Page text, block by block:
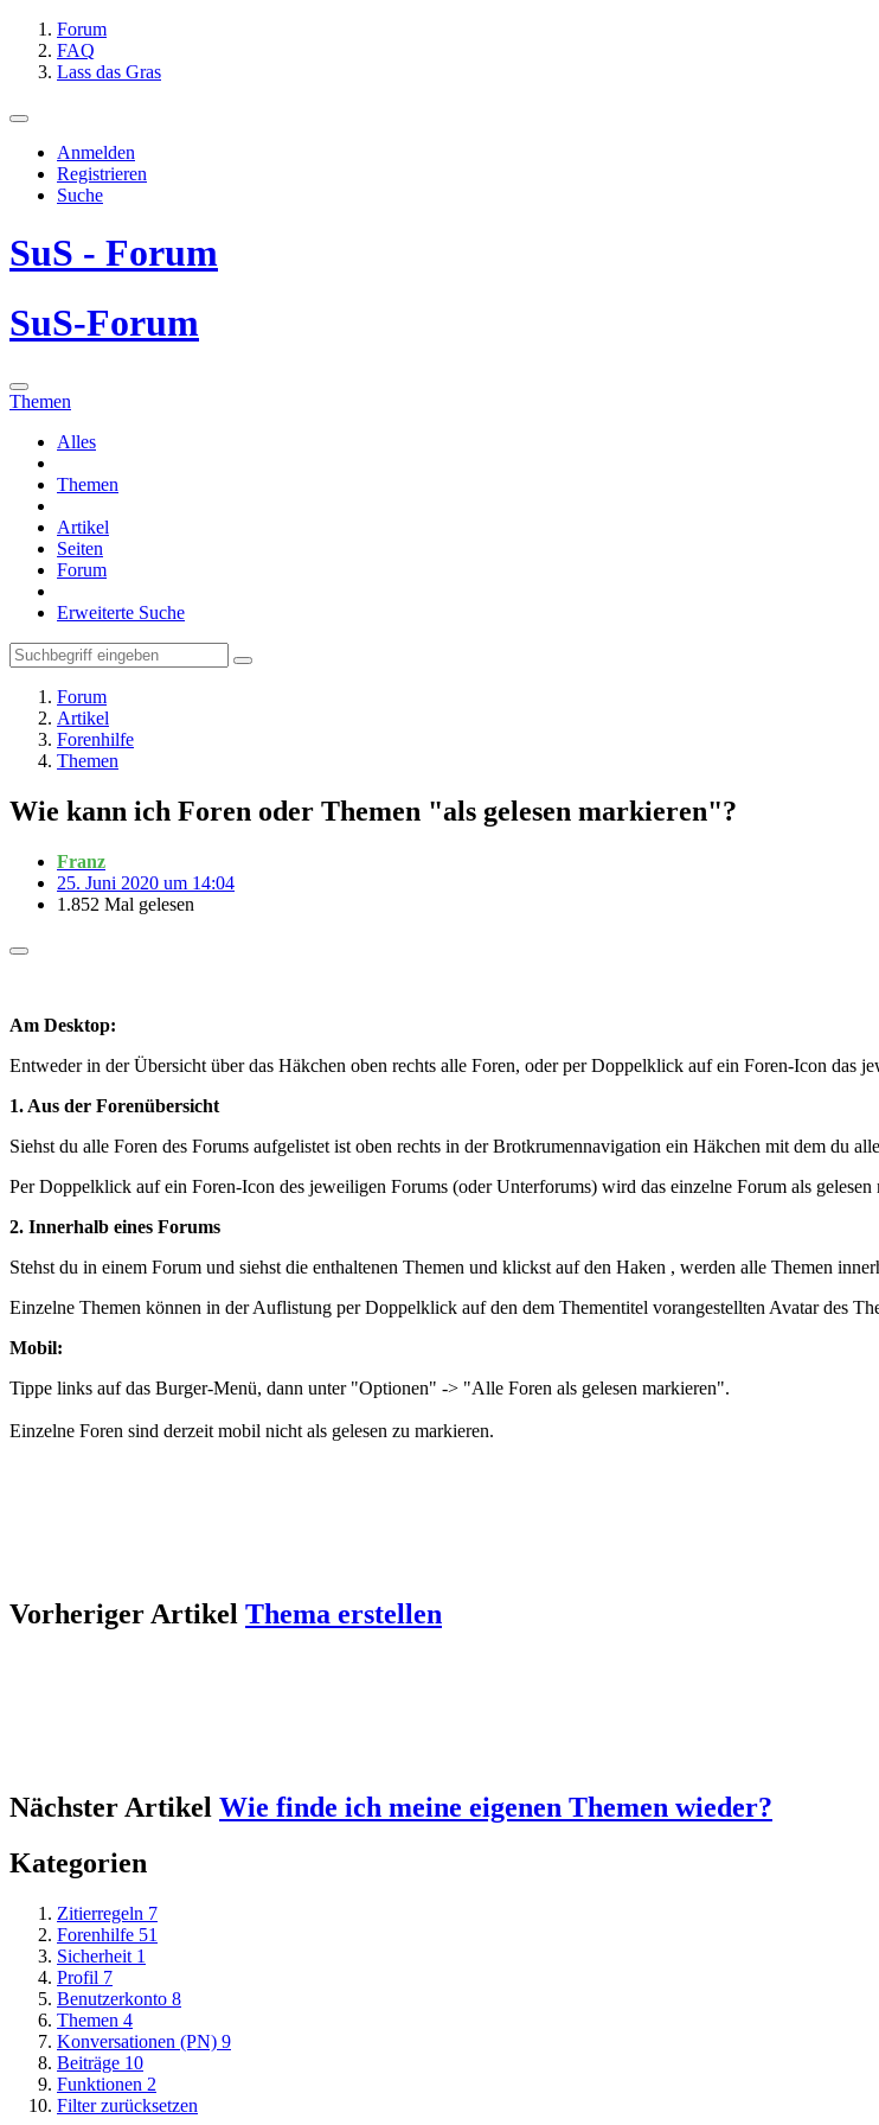
Forum
FAQ
Lass das Gras
Anmelden
Registrieren
Suche
SuS - Forum
SuS-Forum
Themen
Alles
Themen
Artikel
Seiten
Forum
Erweiterte Suche
Forum
Artikel
Forenhilfe
Themen
Wie kann ich Foren oder Themen "als gelesen markieren"?
Franz
25. Juni 2020 um 14:04
1.852 Mal gelesen
Am Desktop:
Entweder in der Übersicht über das Häkchen oben rechts alle Foren, oder per Doppelklick auf ein Foren-Icon das
1. Aus der Forenübersicht
Siehst du alle Foren des Forums aufgelistet ist oben rechts in der Brotkrumennavigation ein Häkchen mit dem du
Per Doppelklick auf ein Foren-Icon des jeweiligen Forums (oder Unterforums) wird das einzelne Forum als gelesen
2. Innerhalb eines Forums
Stehst du in einem Forum und siehst die enthaltenen Themen und klickst auf den Haken , werden alle Themen
Einzelne Themen können in der Auflistung per Doppelklick auf den dem Thementitel vorangestellten Avatar des
Mobil:
Tippe links auf das Burger-Menü, dann unter "Optionen" -> "Alle Foren als gelesen markieren".
Einzelne Foren sind derzeit mobil nicht als gelesen zu markieren.
Vorheriger Artikel Thema erstellen
Nächster Artikel Wie finde ich meine eigenen Themen wieder?
Kategorien
Zitierregeln 7
Forenhilfe 51
Sicherheit 1
Profil 7
Benutzerkonto 8
Themen 4
Konversationen (PN) 9
Beiträge 10
Funktionen 2
Filter zurücksetzen